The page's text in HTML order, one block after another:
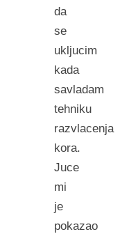
da
se
ukljucim
kada
savladam
tehniku
razvlacenja
kora.
Juce
mi
je
pokazao